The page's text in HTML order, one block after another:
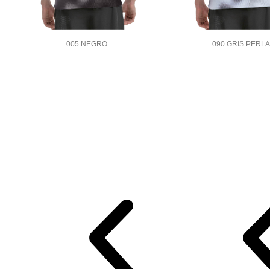
005 NEGRO 090 GRIS PERLA